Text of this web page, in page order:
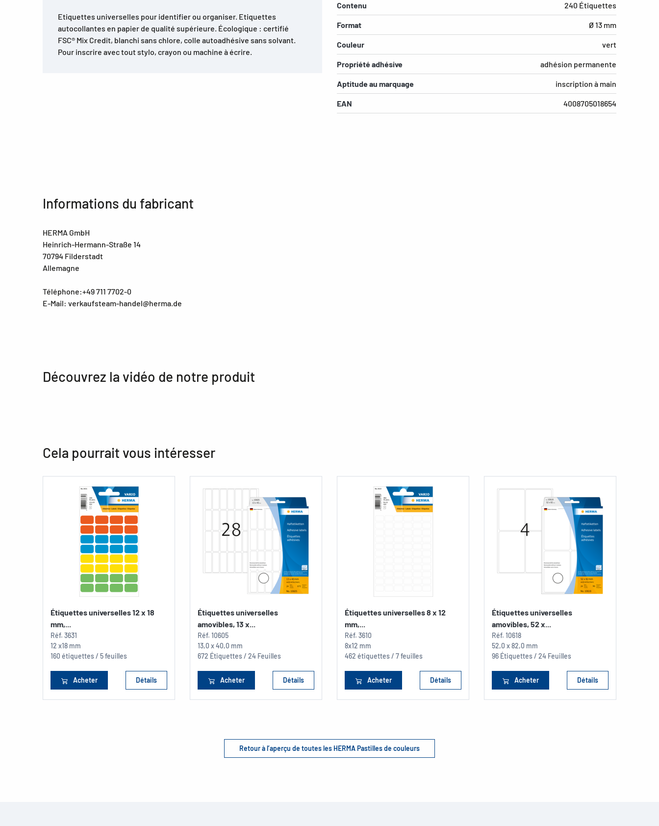
Etiquettes universelles pour identifier ou organiser. Etiquettes
autocollantes en papier de qualité supérieure. Écologique : certifié
FSC® Mix Credit, blanchi sans chlore, colle autoadhésive sans solvant.
Pour inscrire avec tout stylo, crayon ou machine à écrire.
Contenu 240 Étiquettes
Format Ø 13 mm
Couleur vert
Propriété adhésive adhésion permanente
Aptitude au marquage inscription à main
EAN 4008705018654
Informations du fabricant
HERMA GmbH
Heinrich-Hermann-Straße 14
70794 Filderstadt
Allemagne
Téléphone:+49 711 7702-0
E-Mail: verkaufsteam-handel@herma.de
Découvrez la vidéo de notre produit
Cela pourrait vous intéresser
Étiquettes universelles 12 x 18
mm,...
Réf. 3631
12 x18 mm
160 étiquettes / 5 feuilles
Acheter Détails
Étiquettes universelles
amovibles, 13 x...
Réf. 10605
13,0 x 40,0 mm
672 Étiquettes / 24 Feuilles
Acheter Détails
Étiquettes universelles 8 x 12
mm,...
Réf. 3610
8x12 mm
462 étiquettes / 7 feuilles
Acheter Détails
Étiquettes universelles
amovibles, 52 x...
Réf. 10618
52,0 x 82,0 mm
96 Étiquettes / 24 Feuilles
Acheter Détails
Retour à l’aperçu de toutes les HERMA Pastilles de couleurs